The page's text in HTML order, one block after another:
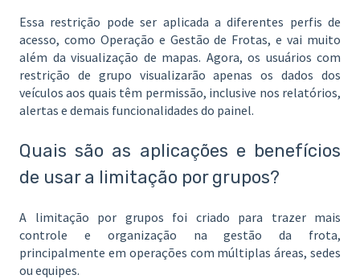
Essa restrição pode ser aplicada a diferentes perfis de
acesso, como Operação e Gestão de Frotas, e vai muito
além da visualização de mapas. Agora, os usuários com
restrição de grupo visualizarão apenas os dados dos
veículos aos quais têm permissão, inclusive nos relatórios,
alertas e demais funcionalidades do painel.
Quais são as aplicações e benefícios
de usar a limitação por grupos?
A limitação por grupos foi criado para trazer mais
controle e organização na gestão da frota,
principalmente em operações com múltiplas áreas, sedes
ou equipes.